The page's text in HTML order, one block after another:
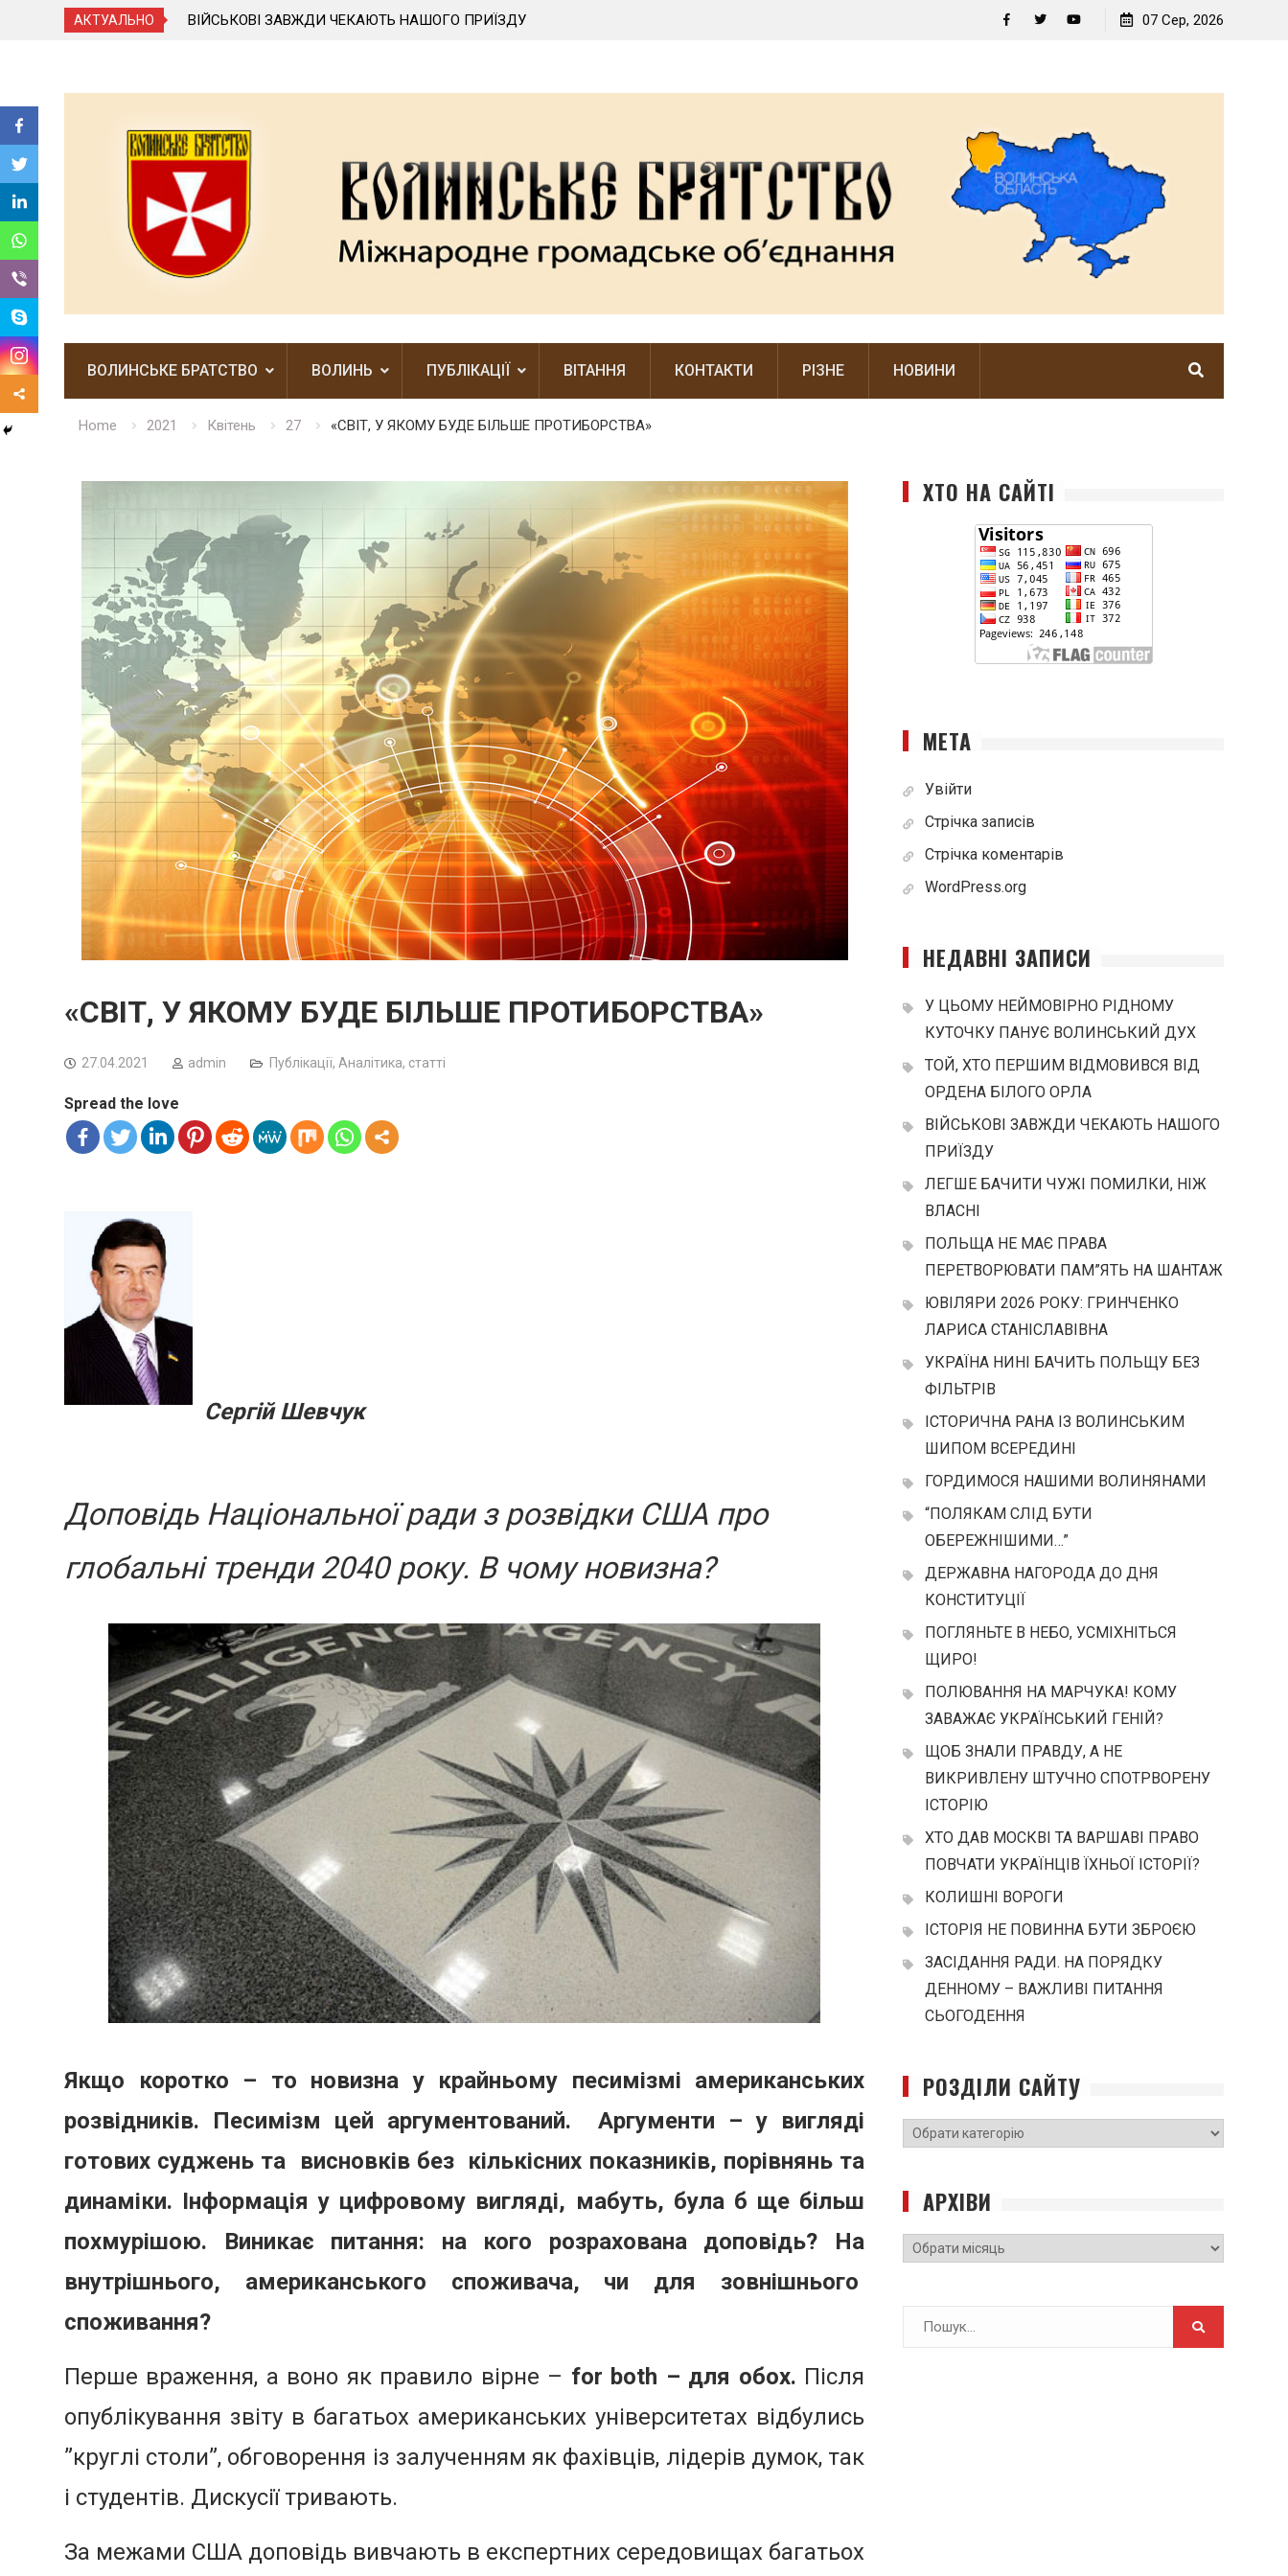
АКТУАЛЬНО
ВІД ОРДЕНА ВІЙСЬКОВІ ЗАВЖДИ ЧЕКАЮТЬ НАШОГО ПРИЇЗДУ
У ЦЬОМУ НЕЙМОВІРНО РІДНОМУ КУТОЧКУ ПАНУЄ
07 Сер, 2026
content
ВОЛИНСЬКЕ БРАТСТВО ВОЛИНЬ ПУБЛІКАЦІЇ ВІТАННЯ КОНТАКТИ РІЗНЕ НОВИНИ
Home 2021 Квітень 27 «СВІТ, У ЯКОМУ БУДЕ БІЛЬШЕ ПРОТИБОРСТВА»
«СВІТ, У ЯКОМУ БУДЕ БІЛЬШЕ ПРОТИБОРСТВА»
27.04.2021 admin Публікації, Аналітика, статті
Spread the love
Сергій Шевчук
Доповідь Національної ради з розвідки США про
глобальні тренди 2040 року. В чому новизна?
Якщо коротко – то новизна у крайньому песимізмі американських
розвідників. Песимізм цей аргументований.
Аргументи – у вигляді
готових суджень та
висновків без кількісних показників, порівнянь та
динаміки. Інформація у цифровому вигляді, мабуть, була б ще більш
похмурішою. Виникає питання: на кого розрахована доповідь? На
внутрішнього, американського споживача, чи для зовнішнього
споживання?
Перше враження, а воно як правило вірне – for both – для обох. Після
опублікування звіту в багатьох американських університетах відбулись
”круглі столи”, обговорення із залученням як фахівців, лідерів думок, так
і студентів. Дискусії тривають.
За межами США доповідь вивчають в експертних середовищах багатьох
ХТО НА САЙТІ
МЕТА
Увійти
Стрічка записів
Стрічка коментарів
WordPress.org
НЕДАВНІ ЗАПИСИ
У ЦЬОМУ НЕЙМОВІРНО РІДНОМУ
КУТОЧКУ ПАНУЄ ВОЛИНСЬКИЙ ДУХ
ТОЙ, ХТО ПЕРШИМ ВІДМОВИВСЯ ВІД
ОРДЕНА БІЛОГО ОРЛА
ВІЙСЬКОВІ ЗАВЖДИ ЧЕКАЮТЬ НАШОГО
ПРИЇЗДУ
ЛЕГШЕ БАЧИТИ ЧУЖІ ПОМИЛКИ, НІЖ
ВЛАСНІ
ПОЛЬЩА НЕ МАЄ ПРАВА
ПЕРЕТВОРЮВАТИ ПАМ”ЯТЬ НА ШАНТАЖ
ЮВІЛЯРИ 2026 РОКУ: ГРИНЧЕНКО
ЛАРИСА СТАНІСЛАВІВНА
УКРАЇНА НИНІ БАЧИТЬ ПОЛЬЩУ БЕЗ
ФІЛЬТРІВ
ІСТОРИЧНА РАНА ІЗ ВОЛИНСЬКИМ
ШИПОМ ВСЕРЕДИНІ
ГОРДИМОСЯ НАШИМИ ВОЛИНЯНАМИ
“ПОЛЯКАМ СЛІД БУТИ
ОБЕРЕЖНІШИМИ…”
ДЕРЖАВНА НАГОРОДА ДО ДНЯ
КОНСТИТУЦІЇ
ПОГЛЯНЬТЕ В НЕБО, УСМІХНІТЬСЯ
ЩИРО!
ПОЛЮВАННЯ НА МАРЧУКА! КОМУ
ЗАВАЖАЄ УКРАЇНСЬКИЙ ГЕНІЙ?
ЩОБ ЗНАЛИ ПРАВДУ, А НЕ
ВИКРИВЛЕНУ ШТУЧНО СПОТРВОРЕНУ
ІСТОРІЮ
ХТО ДАВ МОСКВІ ТА ВАРШАВІ ПРАВО
ПОВЧАТИ УКРАЇНЦІВ ЇХНЬОЇ ІСТОРІЇ?
КОЛИШНІ ВОРОГИ
ІСТОРІЯ НЕ ПОВИННА БУТИ ЗБРОЄЮ
ЗАСІДАННЯ РАДИ. НА ПОРЯДКУ
ДЕННОМУ – ВАЖЛИВІ ПИТАННЯ
СЬОГОДЕННЯ
РОЗДІЛИ САЙТУ
РОЗДІЛИ
АРХІВИ
Архіви
Search